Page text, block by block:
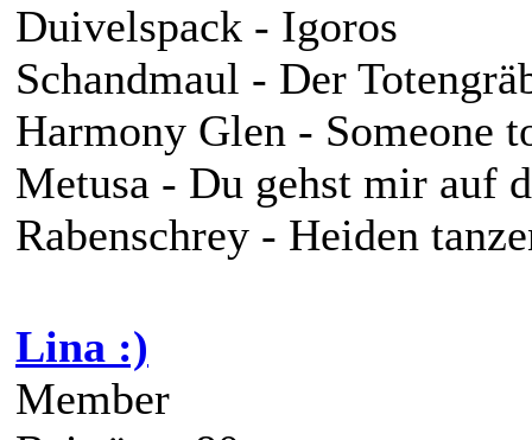
Duivelspack - Igoros
Schandmaul - Der
Harmony Glen - Someone
Metusa - Du gehst mir auf
Rabenschrey - Heiden
Lina :)
Member